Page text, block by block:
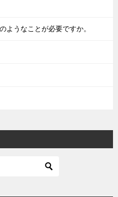
ようなことが必要ですか。